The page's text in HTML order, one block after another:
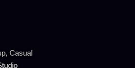
, Casual